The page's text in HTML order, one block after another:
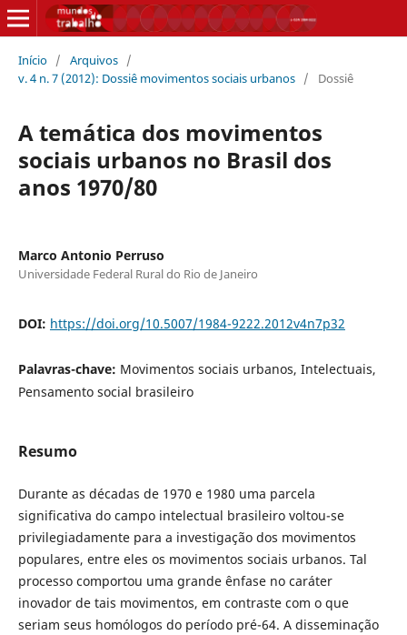
Início / Arquivos /
v. 4 n. 7 (2012): Dossiê movimentos sociais urbanos / Dossiê
A temática dos movimentos
sociais urbanos no Brasil dos
anos 1970/80
Marco Antonio Perruso
Universidade Federal Rural do Rio de Janeiro
DOI: https://doi.org/10.5007/1984-9222.2012v4n7p32
Palavras-chave: Movimentos sociais urbanos, Intelectuais,
Pensamento social brasileiro
Resumo
Durante as décadas de 1970 e 1980 uma parcela
significativa do campo intelectual brasileiro voltou-se
privilegiadamente para a investigação dos movimentos
populares, entre eles os movimentos sociais urbanos. Tal
processo comportou uma grande ênfase no caráter
inovador de tais movimentos, em contraste com o que
seriam seus homólogos do período pré-64. A disseminação